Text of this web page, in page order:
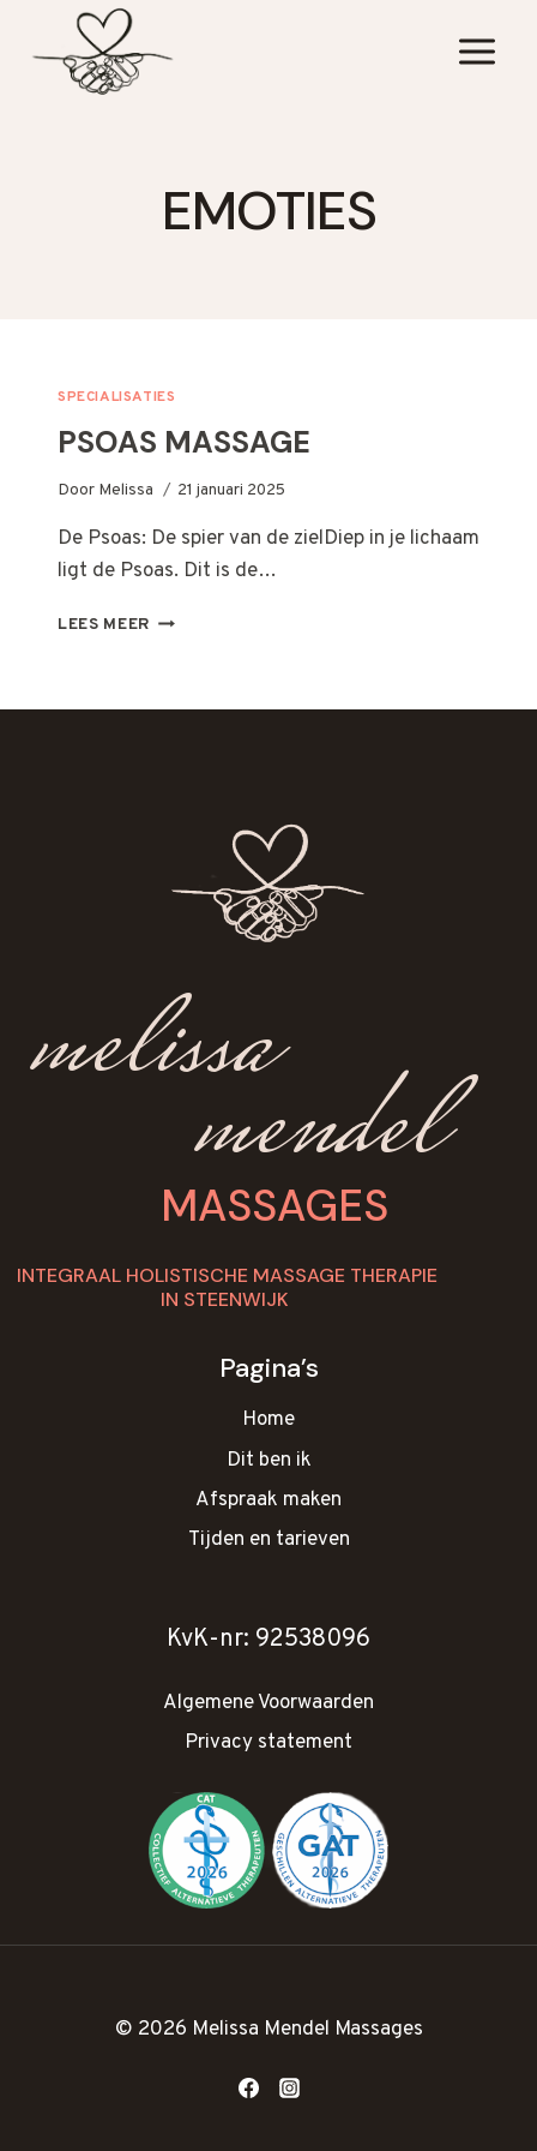
Doorgaan
EMOTIES
SPECIALISATIES
PSOAS MASSAGE
Door Melissa 21 januari 2025
De Psoas: De spier van de zielDiep in je lichaam
ligt de Psoas. Dit is de…
LEES MEER PSOAS
melissamendel
MASSAGES
INTEGRAAL HOLISTISCHE MASSAGE THERAPIE
IN STEENWIJK
Pagina’s
Home
Dit ben ik
Afspraak maken
Tijden en tarieven
KvK-nr: 92538096
Algemene Voorwaarden
Privacy statement
© 2026 Melissa Mendel Massages